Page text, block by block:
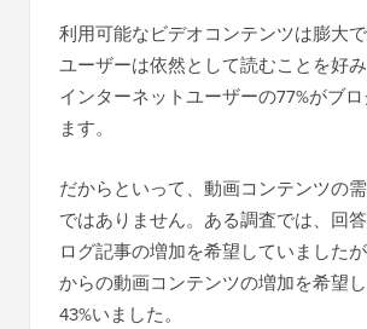
利用可能なビデオコンテンツは膨大
ユーザーは依然として読むことを好み
インターネットユーザーの77%がブ
ます。
だからといって、動画コンテンツの
ではありません。ある調査では、回
ログ記事の増加を希望していました
からの動画コンテンツの増加を希望
43%いました。